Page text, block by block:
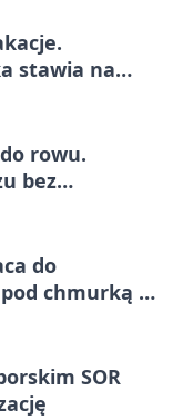
stawia na
rowu.
bez
do
chmurką w
SOR